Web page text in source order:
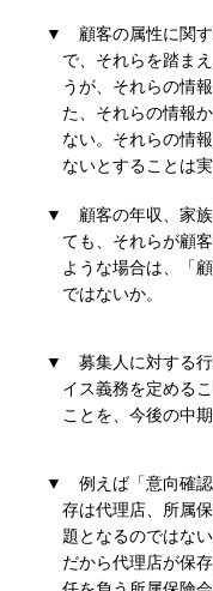
▼
顧客の属性に関
で、それらを踏ま
うが、それらの情
た、それらの情報
ない。それらの情
ないとすることは
▼
顧客の年収、家
ても、それらが顧
ような場合は、「
ではないか。
▼
募集人に対する
イス義務を定める
ことを、今後の中
▼
例えば「意向確
存は代理店、所属
題となるのではな
だから代理店が保